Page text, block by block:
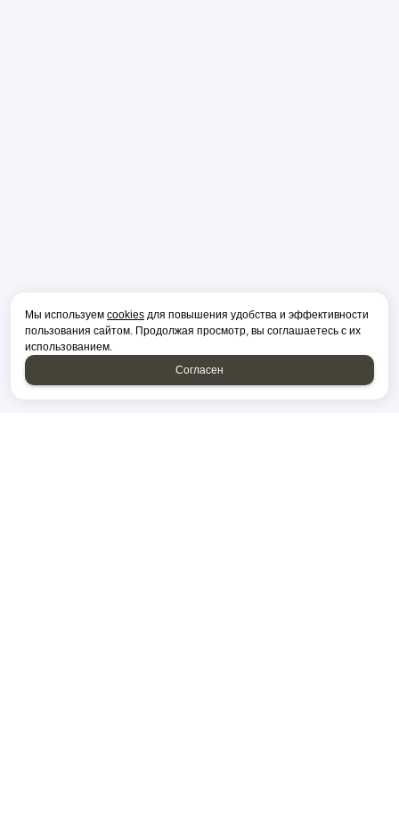
Мы используем cookies для повышения удобства и эффективности
пользования сайтом. Продолжая просмотр, вы соглашаетесь с их
использованием.
Согласен